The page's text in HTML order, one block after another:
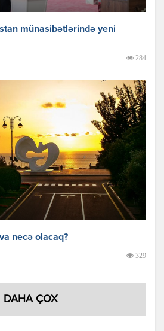
münasibətlərində yeni
284
necə olacaq?
329
DAHA ÇOX